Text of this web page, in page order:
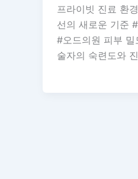
프라이빗 진료 환
선의 새로운 기준
#오드의원 피부
술자의 숙련도와